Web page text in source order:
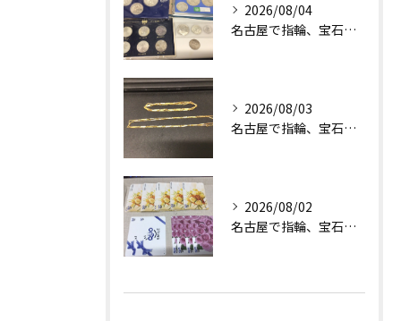
2026/08/04
名古屋で指輪、宝石買取なら当店で！！。
2026/08/03
名古屋で指輪、宝石買取なら当店で！！。
2026/08/02
名古屋で指輪、宝石買取なら当店で！！。